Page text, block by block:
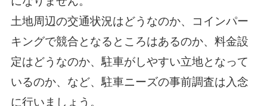
土地周辺の交通状況はどうなのか、コインパー
キングで競合となるところはあるのか、料金設
定はどうなのか、駐車がしやすい立地となって
いるのか、など、駐車ニーズの事前調査は入念
に行いましょう。